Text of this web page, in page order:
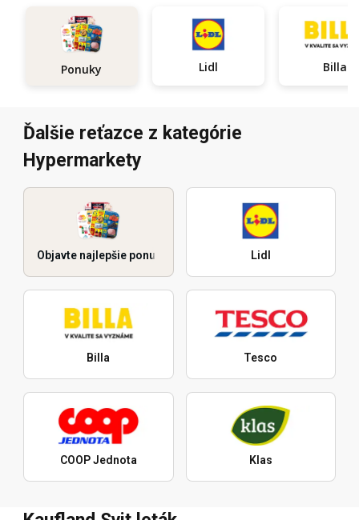
Ponuky Lidl Billa
Ďalšie reťazce z kategórie
Hypermarkety
Objavte najlepšie ponuky Lidl
Billa Tesco
COOP Jednota Klas